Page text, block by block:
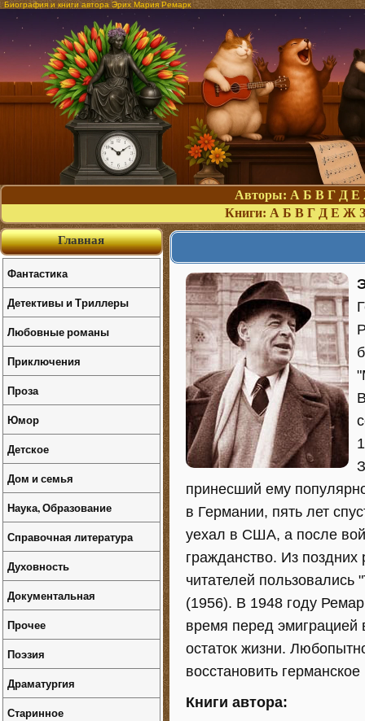
Биография и книги автора Эрих Мария Ремарк
Авторы: А Б В Г Д Е
Книги: А Б В Г Д Е Ж З
принесший ему
в Германии, пять лет
уехал в США, а после
гражданство. Из
читателей
(1956). В 1948 году
время перед эмиграцией
остаток жизни.
восстановить
Книги автора:
Главная
Фантастика
Детективы и Триллеры
Любовные романы
Приключения
Проза
Юмор
Детское
Дом и семья
Наука, Образование
Справочная литература
Духовность
Документальная
Прочее
Поэзия
Драматургия
Старинное